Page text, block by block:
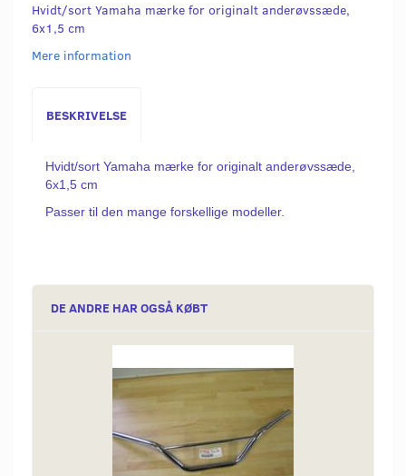
Hvidt/sort Yamaha mærke for originalt anderøvssæde,
6x1,5 cm
Mere information
BESKRIVELSE
Hvidt/sort Yamaha mærke for originalt anderøvssæde,
6x1,5 cm
Passer til den mange forskellige modeller.
DE ANDRE HAR OGSÅ KØBT